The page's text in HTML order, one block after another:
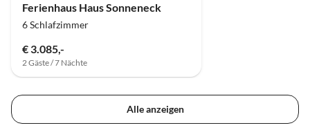
Ferienhaus Haus Sonneneck
6 Schlafzimmer
€ 3.085,-
2 Gäste / 7 Nächte
Alle anzeigen